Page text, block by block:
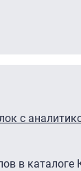
с
в каталоге